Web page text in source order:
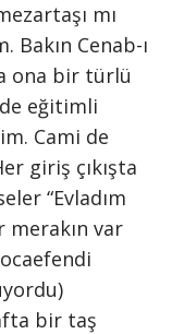
mı
Bakın Cenab-ı
ona bir türlü
eğitimli
Cami de
giriş çıkışta
“Evladım
merakın var
bir taş